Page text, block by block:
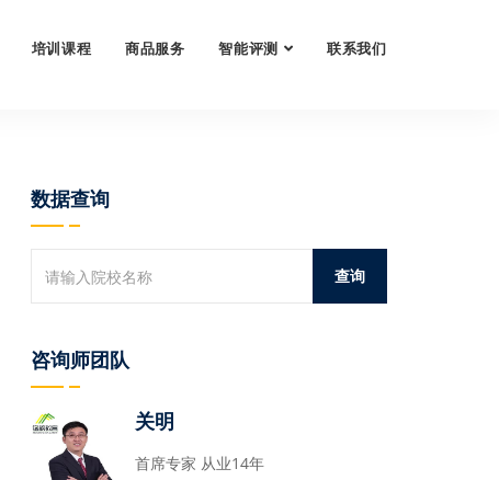
培训课程 商品服务 智能评测 联系我们
数据查询
咨询师团队
关明
首席专家 从业14年